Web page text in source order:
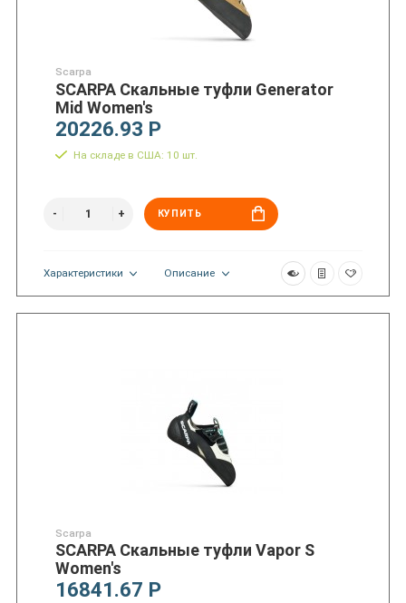
Scarpa
SCARPA Скальные туфли Generator
Mid Women's
20226.93 Р
На складе в США: 10 шт.
КУПИТЬ
Характеристики Описание
Scarpa
SCARPA Скальные туфли Vapor S
Women's
16841.67 Р